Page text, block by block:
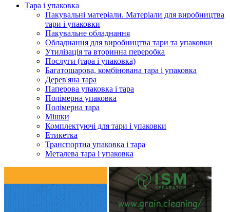
Тара і упаковка
Пакувальні матеріали. Матеріали для виробництва
тари і упаковки
Пакувальне обладнання
Обладнання для виробництва тари та упаковки
Утилізація та вторинна переробка
Послуги (тара і упаковка)
Багатошарова, комбінована тара і упаковка
Дерев'яна тара
Паперова упаковка і тара
Полімерна упаковка
Полімерна тара
Мішки
Комплектуючі для тари і упаковки
Етикетка
Транспортна упаковка і тара
Металева тара і упаковка